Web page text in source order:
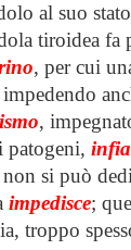
al suo
tiroidea fa
, per cui
,
patogeni,
non si può
impedisce;
troppo